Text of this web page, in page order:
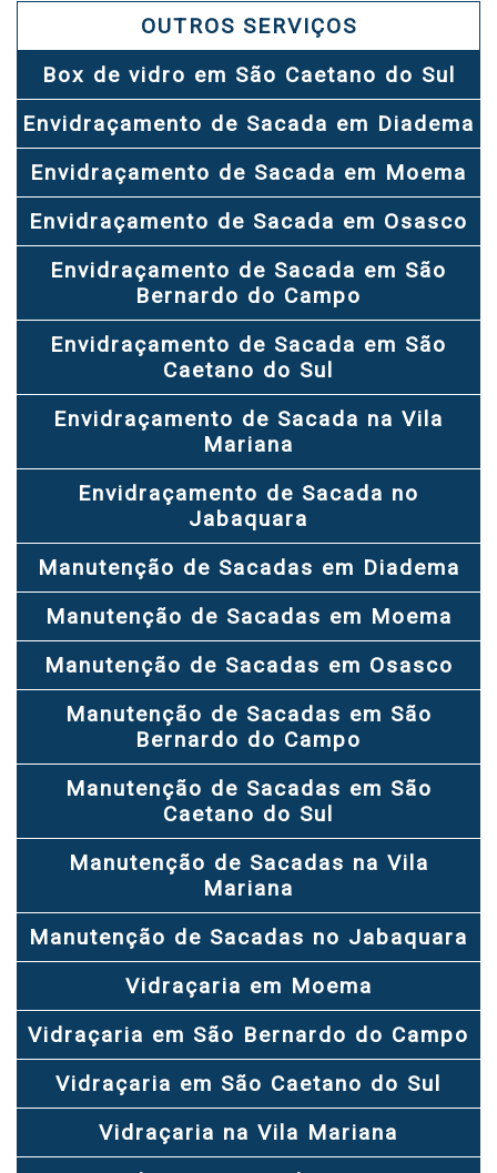
OUTROS SERVIÇOS
Box de vidro em São Caetano do Sul
Envidraçamento de Sacada em Diadema
Envidraçamento de Sacada em Moema
Envidraçamento de Sacada em Osasco
Envidraçamento de Sacada em São
Bernardo do Campo
Envidraçamento de Sacada em São
Caetano do Sul
Envidraçamento de Sacada na Vila
Mariana
Envidraçamento de Sacada no
Jabaquara
Manutenção de Sacadas em Diadema
Manutenção de Sacadas em Moema
Manutenção de Sacadas em Osasco
Manutenção de Sacadas em São
Bernardo do Campo
Manutenção de Sacadas em São
Caetano do Sul
Manutenção de Sacadas na Vila
Mariana
Manutenção de Sacadas no Jabaquara
Vidraçaria em Moema
Vidraçaria em São Bernardo do Campo
Vidraçaria em São Caetano do Sul
Vidraçaria na Vila Mariana